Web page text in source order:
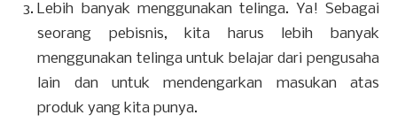
Lebih banyak menggunakan telinga. Ya! Sebagai
seorang pebisnis, kita harus lebih banyak
menggunakan telinga untuk belajar dari pengusaha
lain dan untuk mendengarkan masukan atas
produk yang kita punya.